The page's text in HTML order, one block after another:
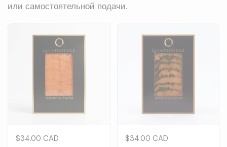
или самостоятельной подачи.
Цена:
$34.00 CAD Цена:
$34.00 CAD